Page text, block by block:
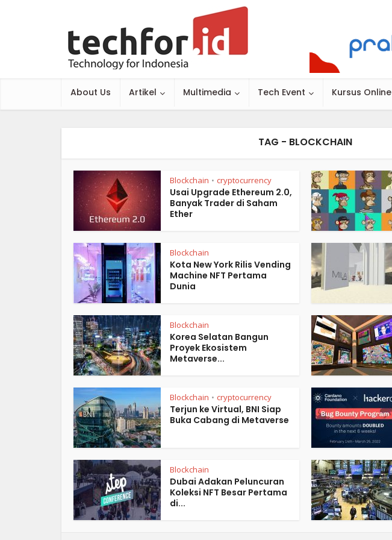
About Us Artikel Multimedia Tech Event Kursus Online
TAG - BLOCKCHAIN
Blockchain • cryptocurrency
Usai Upgrade Ethereum 2.0,
Banyak Trader di Saham
Ether
Blockchain
Kota New York Rilis Vending
Machine NFT Pertama
Dunia
Blockchain
Korea Selatan Bangun
Proyek Ekosistem
Metaverse...
Blockchain • cryptocurrency
Terjun ke Virtual, BNI Siap
Buka Cabang di Metaverse
Blockchain
Dubai Adakan Peluncuran
Koleksi NFT Besar Pertama
di...